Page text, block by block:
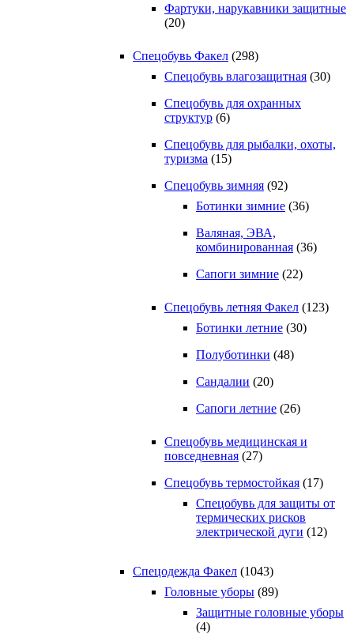
Фартуки, нарукавники защитные
(20)
Спецобувь Факел (298)
Спецобувь влагозащитная (30)
Спецобувь для охранных
структур (6)
Спецобувь для рыбалки, охоты,
туризма (15)
Спецобувь зимняя (92)
Ботинки зимние (36)
Валяная, ЭВА,
комбинированная (36)
Сапоги зимние (22)
Спецобувь летняя Факел (123)
Ботинки летние (30)
Полуботинки (48)
Сандалии (20)
Сапоги летние (26)
Спецобувь медицинская и
повседневная (27)
Спецобувь термостойкая (17)
Спецобувь для защиты от
термических рисков
электрической дуги (12)
Спецодежда Факел (1043)
Головные уборы (89)
Защитные головные уборы
(4)